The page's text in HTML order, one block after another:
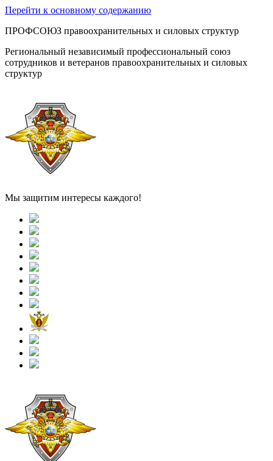
Перейти к основному содержанию
ПРОФСОЮЗ правоохранительных и силовых структур
Региональный независимый профессиональный союз
сотрудников и ветеранов правоохранительных и силовых
структур
Мы защитим интересы каждого!